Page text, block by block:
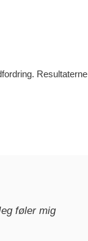
Resultaterne
føler mig